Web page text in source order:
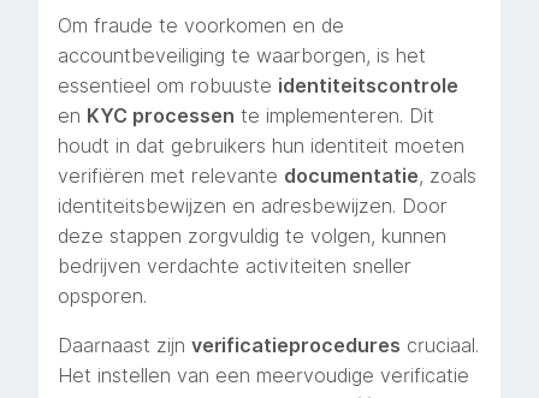
Om fraude te voorkomen en de
accountbeveiliging te waarborgen, is het
essentieel om robuuste identiteitscontrole
en KYC processen te implementeren. Dit
houdt in dat gebruikers hun identiteit moeten
verifiëren met relevante documentatie, zoals
identiteitsbewijzen en adresbewijzen. Door
deze stappen zorgvuldig te volgen, kunnen
bedrijven verdachte activiteiten sneller
opsporen.
Daarnaast zijn verificatieprocedures cruciaal.
Het instellen van een meervoudige verificatie